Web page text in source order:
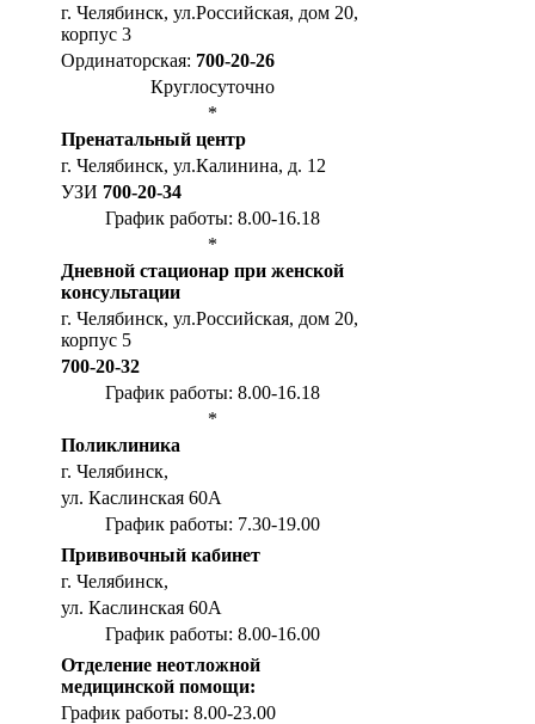
г. Челябинск, ул.Российская, дом 20,
корпус 3
Ординаторская: 700-20-26
Круглосуточно
*
Пренатальный центр
г. Челябинск, ул.Калинина, д. 12
УЗИ 700-20-34
График работы: 8.00-16.18
*
Дневной стационар при женской
консультации
г. Челябинск, ул.Российская, дом 20,
корпус 5
700-20-32
График работы: 8.00-16.18
*
Поликлиника
г. Челябинск,
ул. Каслинская 60А
График работы: 7.30-19.00
Прививочный кабинет
г. Челябинск,
ул. Каслинская 60А
График работы: 8.00-16.00
Отделение неотложной
медицинской помощи:
График работы: 8.00-23.00